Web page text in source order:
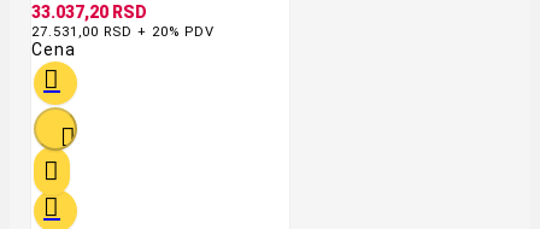
33.037,20 RSD
27.531,00 RSD + 20% PDV
Cena



